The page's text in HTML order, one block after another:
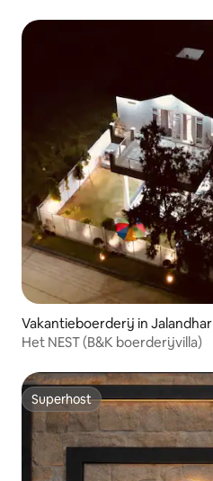
Vakantieboerderij in Jalandhar
Het NEST (B&K boerderijvilla)
Superhost
Superhost